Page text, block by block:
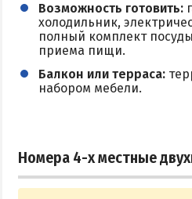
Возможность готовить:
холодильник,
полный комплект
приема пищи.
Балкон или терраса:
набором мебели.
Номера 4-х местные